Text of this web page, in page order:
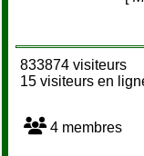
833874 visiteurs
15 visiteurs en
4 membres